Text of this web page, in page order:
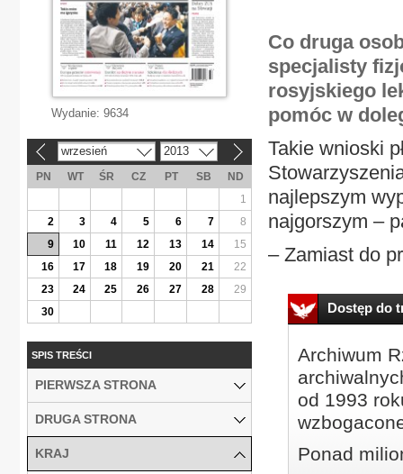
Co druga
specjalisty
rosyjskiego
pomóc w
Takie wnioski
najlepszym
najgorszym –
– Zamiast do
Dostęp do
Archiwum
od 1993
Ponad
Wydanie: 9634
wrzesień 2013
PN WT ŚR CZ PT SB
ND
1
2
3 4 5 6 7
8
9
10 11 12 13 14
15
16
17 18 19 20 21
22
23
24 25 26 27 28
29
30
SPIS TREŚCI
PIERWSZA STRONA
DRUGA STRONA
KRAJ